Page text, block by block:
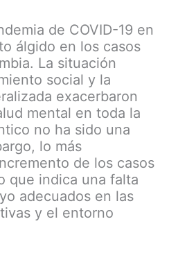
de COVID-19 en
álgido en los casos
La situación
social y la
exacerbaron
mental en toda la
no ha sido una
lo más
de los casos
que indica una falta
adecuados en las
y el entorno